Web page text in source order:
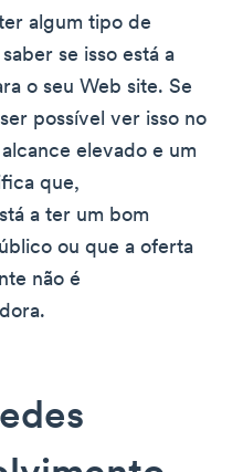
algum tipo de
se isso está a
o seu Web site. Se
possível ver isso no
elevado e um
que,
a ter um bom
ou que a oferta
não é